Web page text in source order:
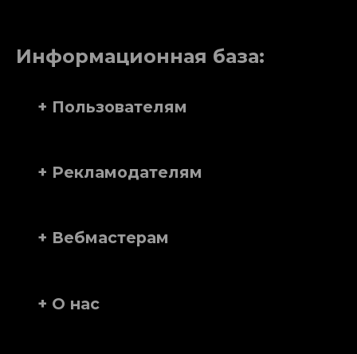
Информационная база:
+ Пользователям
+ Рекламодателям
+ Вебмастерам
+ О нас